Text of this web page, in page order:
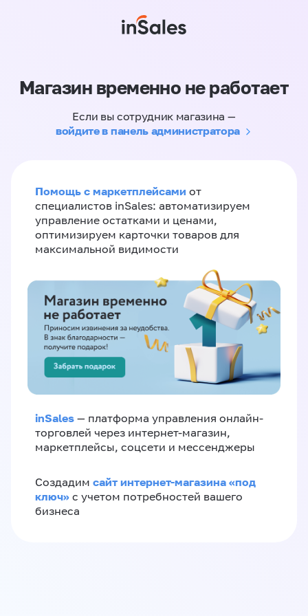
Магазин временно не работает
Если вы сотрудник магазина —
войдите в панель администратора
Помощь с маркетплейсами от
специалистов inSales: автоматизируем
управление остатками и ценами,
оптимизируем карточки товаров для
максимальной видимости
inSales — платформа управления онлайн-
торговлей через интернет-магазин,
маркетплейсы, соцсети и мессенджеры
Создадим сайт интернет-магазина «под
ключ» с учетом потребностей вашего
бизнеса